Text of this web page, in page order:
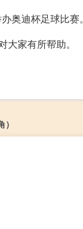
奥迪杯足球比赛。
家有所帮助。